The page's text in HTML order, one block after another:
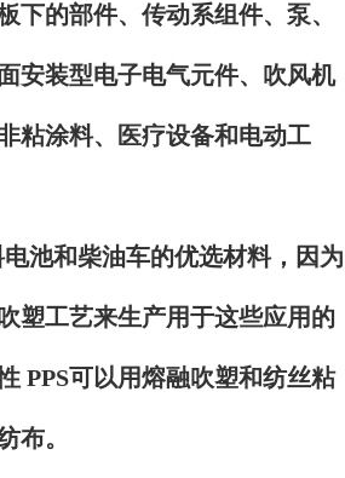
下的部件、传动系组件、泵、
安装型电子电气元件、吹风机
粘涂料、医疗设备和电动工
和柴油车的优选材料，因为
塑工艺来生产用于这些应用的
PPS可以用熔融吹塑和纺丝粘
布。